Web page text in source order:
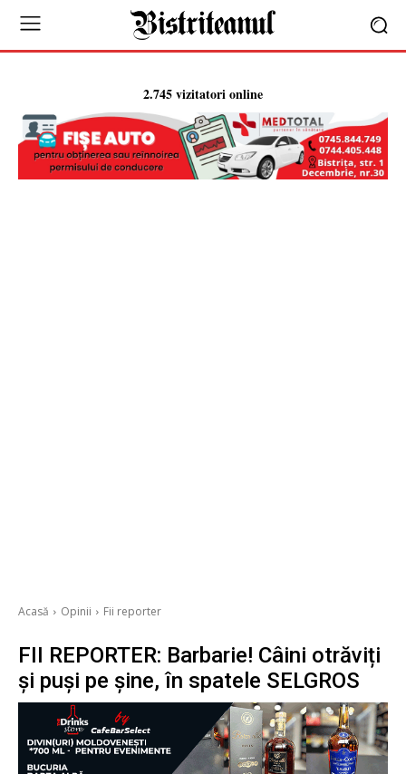
2.745 vizitatori online
Acasă Opinii Fii reporter
FII REPORTER: Barbarie! Câini otrăviți
și puși pe șine, în spatele SELGROS